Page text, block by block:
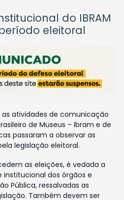
do IBRAM
eleitoral
as atividades de comunicação
de Museus – Ibram e de
passaram a observar as
legislação eleitoral.
as eleições, é vedada a
dos órgãos e
Pública, ressalvadas as
Também devem ser